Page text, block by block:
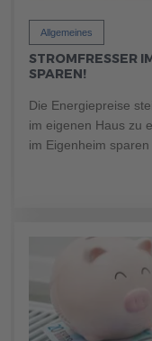
Brauchen Sie
038221 4000
Allgemeines
STROMFRESSER
SPAREN!
Die Energiepreise
im eigenen Haus zu
im Eigenheim